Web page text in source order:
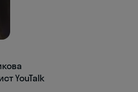
YouTalk